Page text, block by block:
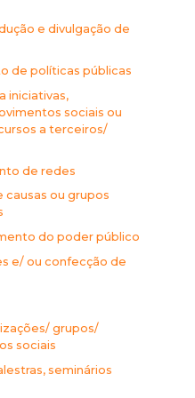
e divulgação de
de políticas públicas
iniciativas,
sociais ou
a terceiros/
de redes
causas ou grupos
do poder público
e/ ou confecção de
grupos/
sociais
seminários